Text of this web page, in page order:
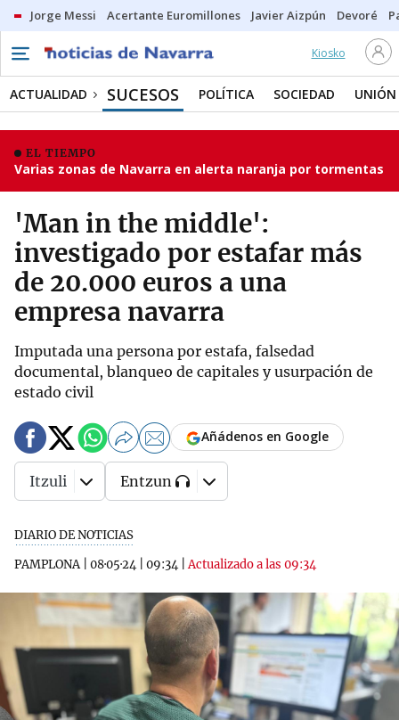
Jorge Messi Acertante Euromillones Javier Aizpún Devoré
Kiosko
ACTUALIDAD SUCESOS POLÍTICA SOCIEDAD UNIÓN
EL TIEMPO
Varias zonas de Navarra en alerta naranja por tormentas
'Man in the middle':
investigado por estafar más
de 20.000 euros a una
empresa navarra
Imputada una persona por estafa, falsedad
documental, blanqueo de capitales y usurpación de
estado civil
DIARIO DE NOTICIAS
PAMPLONA| 08·05·24 09:34 |Actualizado a las 09:34
Añádenos en Google
Itzuli Entzun